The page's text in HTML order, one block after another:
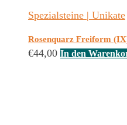
Spezialsteine | Unikate
Rosenquarz Freiform
€44,00 In den